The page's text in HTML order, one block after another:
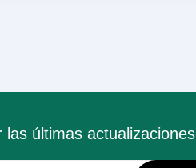
últimas actualizaciones